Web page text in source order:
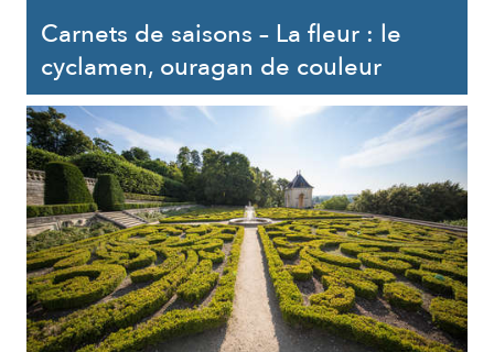
Carnets de saisons – La fleur : le
cyclamen, ouragan de couleur